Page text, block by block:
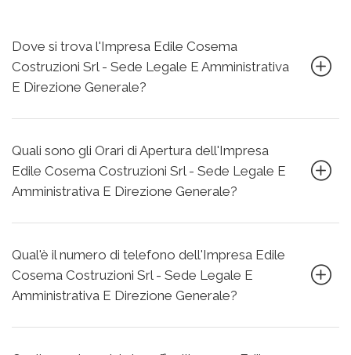
Dove si trova l'Impresa Edile Cosema
Costruzioni Srl - Sede Legale E Amministrativa
E Direzione Generale?
Quali sono gli Orari di Apertura dell'Impresa
Edile Cosema Costruzioni Srl - Sede Legale E
Amministrativa E Direzione Generale?
Qual'è il numero di telefono dell'Impresa Edile
Cosema Costruzioni Srl - Sede Legale E
Amministrativa E Direzione Generale?